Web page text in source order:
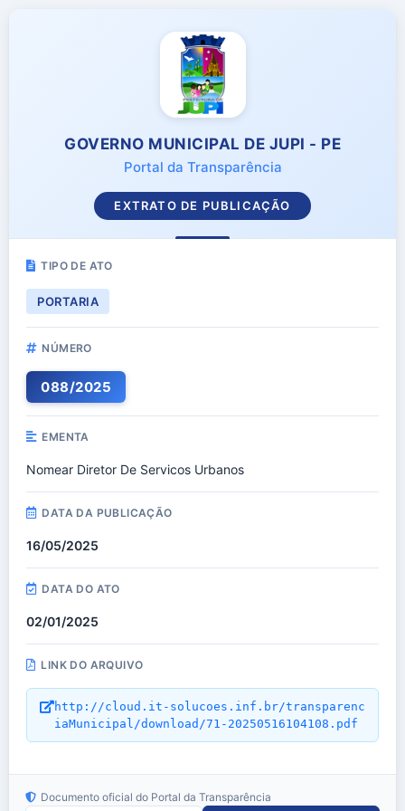
GOVERNO MUNICIPAL DE JUPI - PE
Portal da Transparência
EXTRATO DE PUBLICAÇÃO
TIPO DE ATO
PORTARIA
NÚMERO
088/2025
EMENTA
Nomear Diretor De Servicos Urbanos
DATA DA PUBLICAÇÃO
16/05/2025
DATA DO ATO
02/01/2025
LINK DO ARQUIVO
http://cloud.it-solucoes.inf.br/transparenc
iaMunicipal/download/71-20250516104108.pdf
Documento oficial do Portal da Transparência